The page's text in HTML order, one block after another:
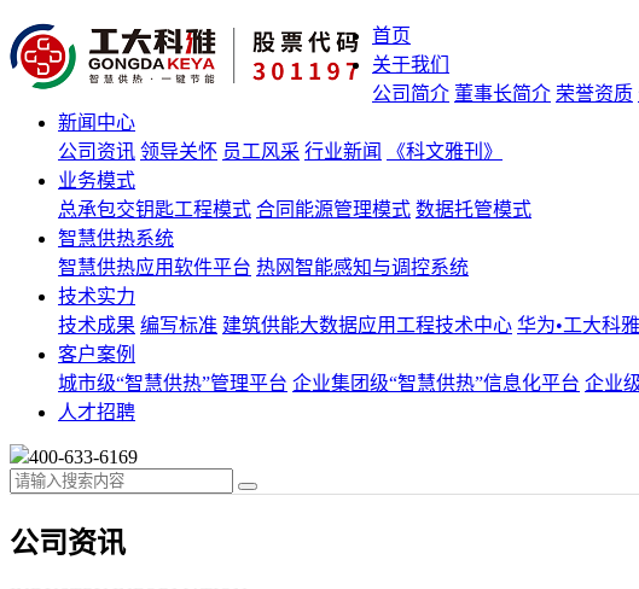
首页
关于我们
公司简介 董事长简介 荣誉资质
新闻中心
公司资讯 领导关怀 员工风采 行业新闻
《科文雅刊》
业务模式
总承包交钥匙工程模式 合同能源管理模式 数据托管模式
智慧供热系统
智慧供热应用软件平台 热网智能感知与调控系统
技术实力
技术成果 编写标准 建筑供能大数据应用工程技术中心 华为•工大科
客户案例
城市级“智慧供热”管理平台 企业集团级“智慧供热”信息化平台 企业
人才招聘
400-633-6169
公司资讯